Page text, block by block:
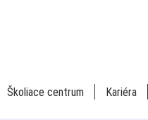
Školiace centrum Kariéra